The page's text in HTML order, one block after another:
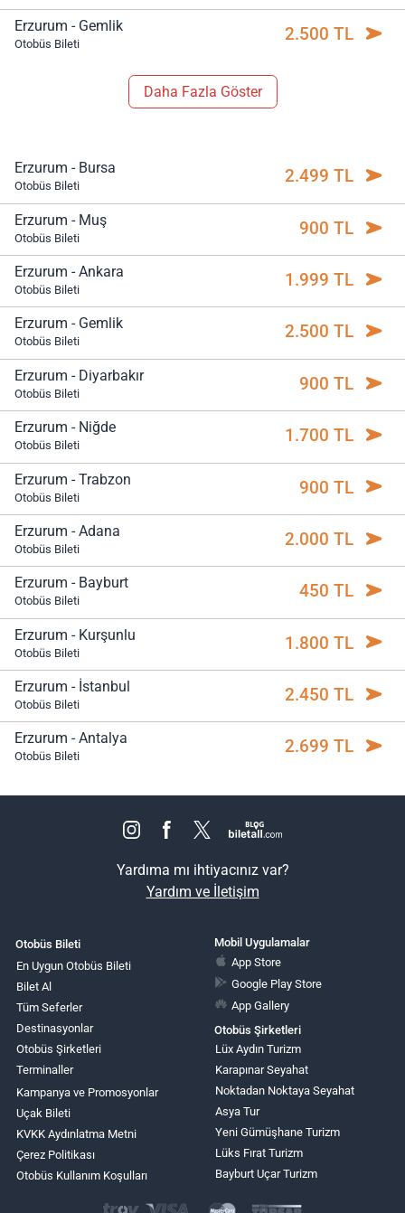
Erzurum - Gemlik
Otobüs Bileti 2.500 TL
Daha Fazla Göster
Erzurum - Bursa
Otobüs Bileti 2.499 TL
Erzurum - Muş
Otobüs Bileti 900 TL
Erzurum - Ankara
Otobüs Bileti 1.999 TL
Erzurum - Gemlik
Otobüs Bileti 2.500 TL
Erzurum - Diyarbakır
Otobüs Bileti 900 TL
Erzurum - Niğde
Otobüs Bileti 1.700 TL
Erzurum - Trabzon
Otobüs Bileti 900 TL
Erzurum - Adana
Otobüs Bileti 2.000 TL
Erzurum - Bayburt
Otobüs Bileti 450 TL
Erzurum - Kurşunlu
Otobüs Bileti 1.800 TL
Erzurum - İstanbul
Otobüs Bileti 2.450 TL
Erzurum - Antalya
Otobüs Bileti 2.699 TL
Yardıma mı ihtiyacınız var?
Yardım ve İletişim
Otobüs Bileti
En Uygun Otobüs Bileti
Bilet Al
Tüm Seferler
Destinasyonlar
Otobüs Şirketleri
Terminaller
Kampanya ve Promosyonlar
Uçak Bileti
KVKK Aydınlatma Metni
Çerez Politikası
Otobüs Kullanım Koşulları
Mobil Uygulamalar
App Store
Google Play Store
App Gallery
Otobüs Şirketleri
Lüx Aydın Turizm
Karapınar Seyahat
Noktadan Noktaya Seyahat
Asya Tur
Yeni Gümüşhane Turizm
Lüks Fırat Turizm
Bayburt Uçar Turizm